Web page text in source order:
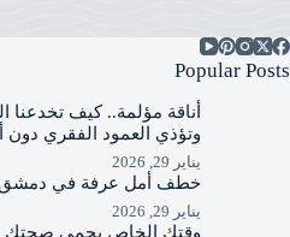
Popular Posts
أناقة مؤلمة.. كيف تخدعنا
وتؤذي العمود الفقري دون
يناير 29, 2026
خطف أمل عرفة في دمشق
يناير 29, 2026
وقتك الخاص يحمي صحتك